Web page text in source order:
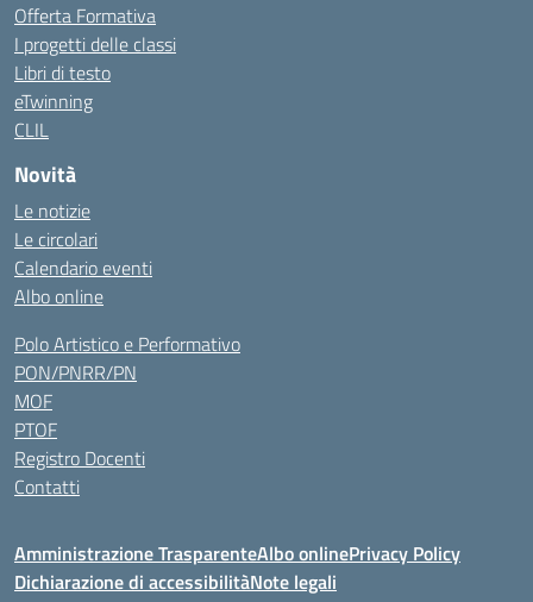
Offerta Formativa
I progetti delle classi
Libri di testo
eTwinning
CLIL
Novità
Le notizie
Le circolari
Calendario eventi
Albo online
Polo Artistico e Performativo
PON/PNRR/PN
MOF
PTOF
Registro Docenti
Contatti
Amministrazione TrasparenteAlbo onlinePrivacy Policy
Dichiarazione di accessibilitàNote legali